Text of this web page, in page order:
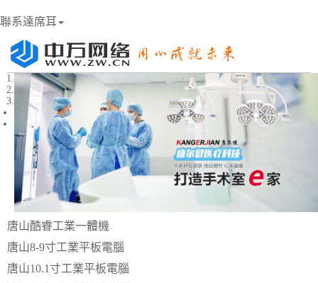
聯系達席耳
2
Previous
Next
唐山酷睿工業一體機
唐山8-9寸工業平板電腦
唐山10.1寸工業平板電腦